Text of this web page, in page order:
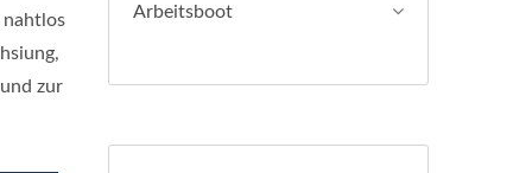
nahtlos
zur
Arbeitsboot